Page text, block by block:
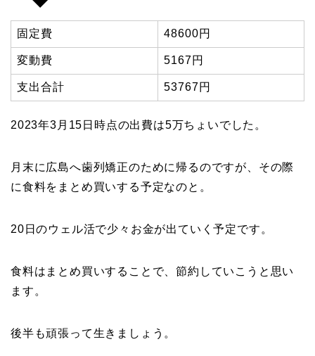
固定費 48600円
変動費 5167円
支出合計 53767円
2023年3月15日時点の出費は5万ちょいでした。
月末に広島へ歯列矯正のために帰るのですが、その際
に食料をまとめ買いする予定なのと。
20日のウェル活で少々お金が出ていく予定です。
食料はまとめ買いすることで、節約していこうと思い
ます。
後半も頑張って生きましょう。